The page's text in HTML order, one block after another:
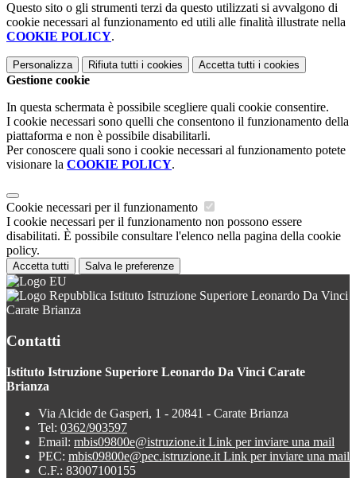
Questo sito o gli strumenti terzi da questo utilizzati si avvalgono di
cookie necessari al funzionamento ed utili alle finalità illustrate nella
COOKIE POLICY.
Personalizza Rifiuta tutti i cookies Accetta tutti i cookies
Gestione cookie
In questa schermata è possibile scegliere quali cookie consentire.
I cookie necessari sono quelli che consentono il funzionamento della
piattaforma e non è possibile disabilitarli.
Per conoscere quali sono i cookie necessari al funzionamento potete
visionare la COOKIE POLICY.
Cookie necessari per il funzionamento
I cookie necessari per il funzionamento non possono essere
disabilitati. È possibile consultare l'elenco nella pagina della cookie
policy.
Accetta tutti Salva le preferenze
Istituto Istruzione Superiore Leonardo Da Vinci
Carate Brianza
Contatti
Istituto Istruzione Superiore Leonardo Da Vinci Carate
Brianza
Via Alcide de Gasperi, 1 - 20841 - Carate Brianza
Tel: 0362/903597
Email: mbis09800e@istruzione.it Link per inviare una mail
PEC: mbis09800e@pec.istruzione.it Link per inviare una mail
C.F.: 83007100155